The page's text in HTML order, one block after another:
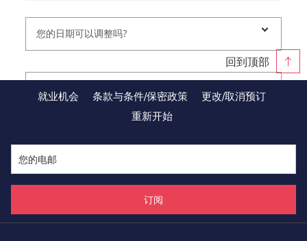
回到顶部
就业机会 条款与条件/保密政策
更改/取消预订
重新开始
订阅